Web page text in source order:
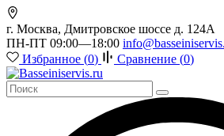
г. Москва, Дмитровское шоссе д. 124А
ПН-ПТ 09:00—18:00
Избранное (0) Сравнение (0)